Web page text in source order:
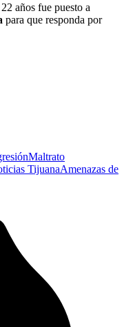
años fue puesto a
para que responda por
Maltrato
TijuanaAmenazas de